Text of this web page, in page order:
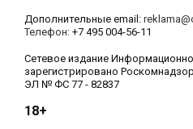
Дополнительные email:
Телефон: +7 495 004-56-11
Сетевое издание
зарегистрировано
ЭЛ № ФС 77 - 82837
18+